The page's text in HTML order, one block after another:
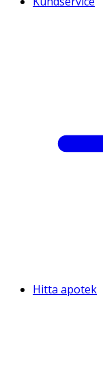
Hitta apotek